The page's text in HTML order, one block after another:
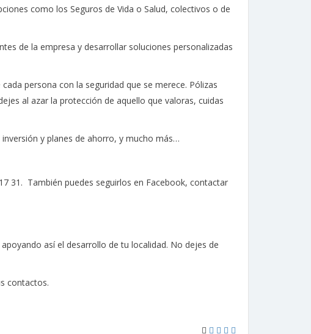
como los Seguros de Vida o Salud, colectivos o de
de la empresa y desarrollar soluciones personalizadas
persona con la seguridad que se merece. Pólizas
al azar la protección de aquello que valoras, cuidas
y planes de ahorro, y mucho más…
31. También puedes seguirlos en Facebook, contactar
así el desarrollo de tu localidad. No dejes de
contactos.